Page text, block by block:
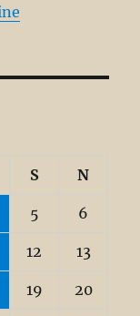
S N
5 6
12 13
19 20